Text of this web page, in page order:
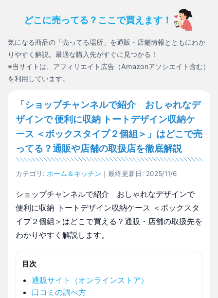
どこに売ってる？ここで買えます！
気になる商品の「売ってる場所」を通販・店舗情報とともにわか
りやすく解説。最適な購入先がすぐに見つかる！
※当サイトは、アフィリエイト広告（Amazonアソシエイト含む）
を利用しています。
「ショップチャンネルで紹介 おしゃれなデ
ザインで 便利に収納 トートデザイン収納ケ
ース ＜ボックスタイプ２個組＞」はどこで売
ってる？通販や店舗の取扱店を徹底解説
カテゴリ: ホーム＆キッチン ｜最終更新日: 2025/11/6
ショップチャンネルで紹介 おしゃれなデザインで
便利に収納 トートデザイン収納ケース ＜ボックスタ
イプ２個組＞はどこで買える？通販・店舗の取扱先を
わかりやすく解説します。
目次
通販サイト（オンラインストア）
口コミの調べ方